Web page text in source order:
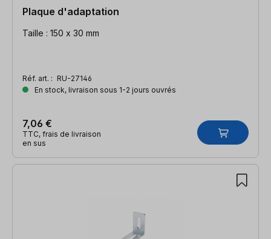
Plaque d'adaptation
Taille : 150 x 30 mm
Réf. art. : RU-27146
En stock, livraison sous 1-2 jours ouvrés
7,06 €
TTC, frais de livraison
en sus